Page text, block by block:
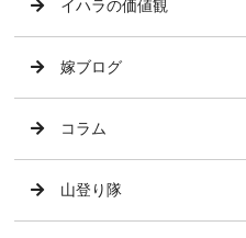
イハラの価値観
嫁ブログ
コラム
山登り隊